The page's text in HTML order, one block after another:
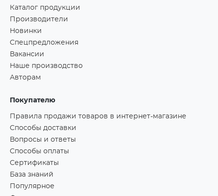
Каталог продукции
Производители
Новинки
Спецпредложения
Вакансии
Наше производство
Авторам
Покупателю
Правила продажи товаров в интернет-магазине
Способы доставки
Вопросы и ответы
Способы оплаты
Сертификаты
База знаний
Популярное